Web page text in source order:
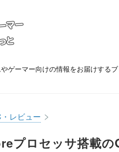
ゲーマー向けの情報をお届けする
レビュー >
プロセッサ搭載